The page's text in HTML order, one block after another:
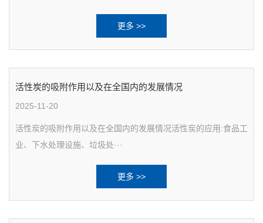
更多 >>
活性炭的吸附作用以及在全国内的发展情况
2025-11-20
活性炭的吸附作用以及在全国内的发展情况活性炭的应用:食品工
业、下水处理设施、垃圾处···
更多 >>